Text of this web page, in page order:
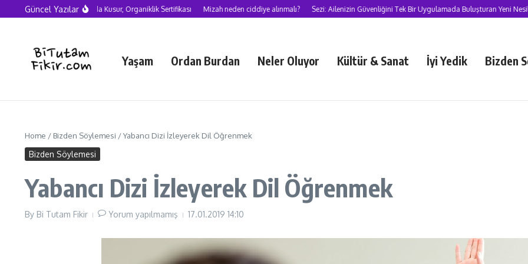
Skip to content
Güncel Yazılar
Yapay Zekâ Çağında Kusur, Organiklik Sertifikası Mizah neden ciddiye alınmalı? Sezi: Ailenizin Güvenliğini Tek Bir Uygulamada Buluşturan Yeni Nesil Süper
Yaşam Ordan Burdan Neler Oluyor Kültür & Sanat İyi Yedik Bizden
Home / Bizden Söylemesi /Yabancı Dizi İzleyerek Dil Öğrenmek
Bizden Söylemesi
Yabancı Dizi İzleyerek Dil Öğrenmek
By Bi Tutam Fikir Yorum yapılmamış 17.01.2019 14:10